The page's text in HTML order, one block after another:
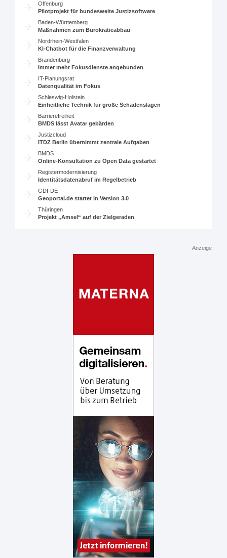
Offenburg
Pilotprojekt für bundesweite Justizsoftware
Baden-Württemberg
Maßnahmen zum Bürokratieabbau
Nordrhein-Westfalen
KI-Chatbot für die Finanzverwaltung
Brandenburg
Immer mehr Fokusdienste angebunden
IT-Planungsrat
Datenqualität im Fokus
Schleswig-Holstein
Einheitliche Technik für große Schadenslagen
Barrierefreiheit
BMDS lässt Avatar gebärden
Justizcloud
ITDZ Berlin übernimmt zentrale Aufgaben
BMDS
Online-Konsultation zu Open Data gestartet
Registermodernisierung
Identitätsdatenabruf im Regelbetrieb
GDI-DE
Geoportal.de startet in Version 3.0
Thüringen
Projekt „Amsel“ auf der Zielgeraden
Anzeige